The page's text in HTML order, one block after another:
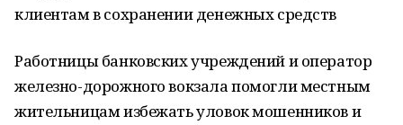
клиентам в сохранении денежных средств
Работницы банковских учреждений и оператор
железно-дорожного вокзала помогли местным
жительницам избежать уловок мошенников и